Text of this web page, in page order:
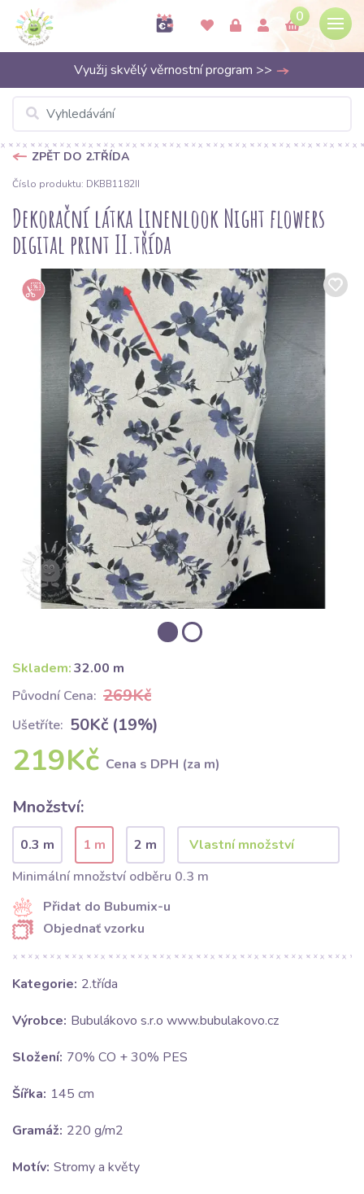
0
Využij skvělý věrnostní program >>
ZPĚT DO 2.TŘÍDA
Číslo produktu: DKBB1182II
Dekorační látka Linenlook Night flowers
digital print II.třída
Skladem:32.00 m
Původní Cena: 269Kč
Ušetříte: 50Kč (19%)
219Kč Cena s DPH (za m)
Množství:
0.3 m 1 m
2 m
Minimální množství odběru 0.3 m
Přidat do Bubumix-u
Objednať vzorku
Kategorie: 2.třída
Výrobce: Bubulákovo s.r.o www.bubulakovo.cz
Složení: 70% CO + 30% PES
Šířka: 145 cm
Gramáž: 220 g/m2
Motív: Stromy a květy